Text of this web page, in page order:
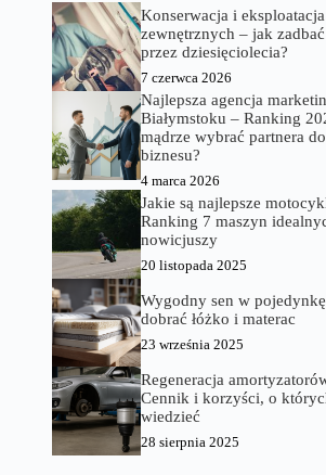
Konserwacja i
zewnętrznych – jak zadbać
przez dziesięciolecia?
7 czerwca 2026
Najlepsza agencja
Białymstoku – Ranking
mądrze wybrać partnera
biznesu?
4 marca 2026
Jakie są najlepsze
Ranking 7 maszyn
nowicjuszy
20 listopada 2025
Wygodny sen w
dobrać łóżko i materac
23 września 2025
Regeneracja
Cennik i korzyści, o
wiedzieć
28 sierpnia 2025